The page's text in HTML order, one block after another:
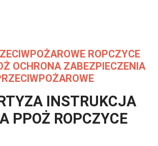
ROPCZYCE
OCHRONA ZABEZPIECZENIA
INSTRUKCJA
PPOŻ ROPCZYCE